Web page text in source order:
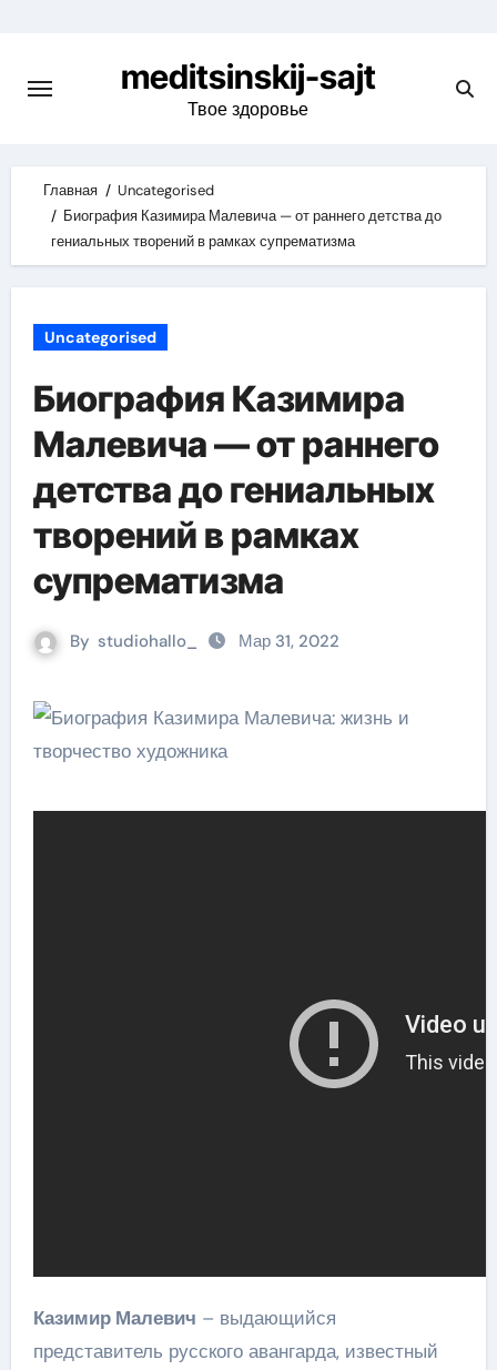
content
meditsinskij-sajt
Твое здоровье
Главная
Uncategorised
Биография Казимира Малевича — от раннего детства до
гениальных творений в рамках супрематизма
Uncategorised
Биография Казимира
Малевича — от раннего
детства до гениальных
творений в рамках
супрематизма
By studiohallo_ Мар 31, 2022
Казимир Малевич – выдающийся
представитель русского авангарда, известный